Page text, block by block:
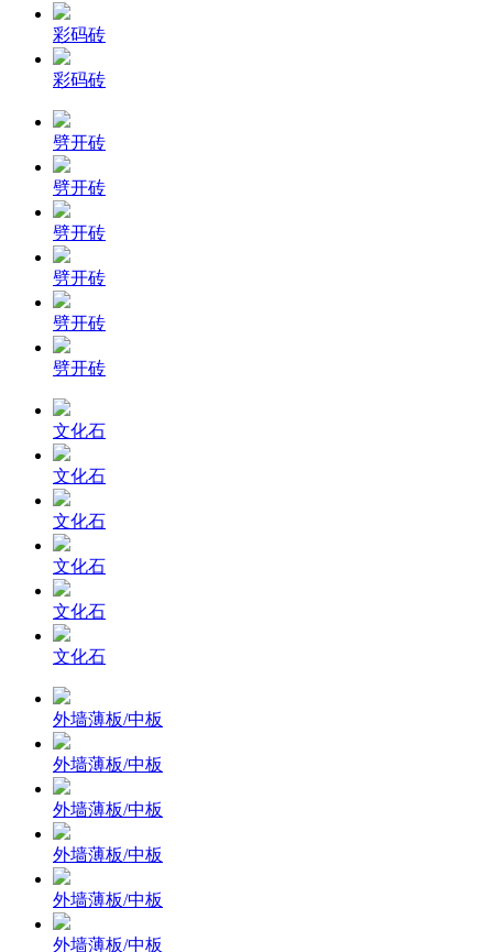
彩码砖
彩码砖
劈开砖
劈开砖
劈开砖
劈开砖
劈开砖
劈开砖
文化石
文化石
文化石
文化石
文化石
文化石
外墙薄板/中板
外墙薄板/中板
外墙薄板/中板
外墙薄板/中板
外墙薄板/中板
外墙薄板/中板